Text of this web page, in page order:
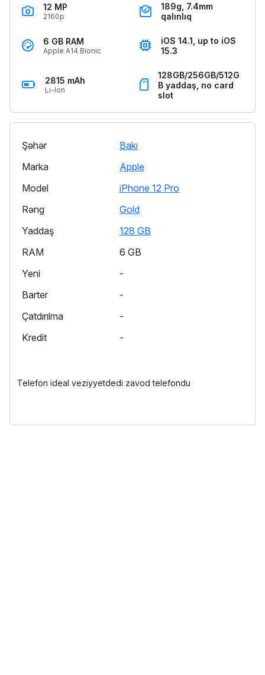
12 MP
2160p
189g, 7.4mm
qalınlıq
6 GB RAM
Apple A14 Bionic
iOS 14.1, up to iOS
15.3
2815 mAh
Li-Ion
128GB/256GB/512G
B yaddaş, no card
slot
Şəhər
Bakı
Marka
Apple
Model
iPhone 12 Pro
Rəng
Gold
Yaddaş
128 GB
RAM
6 GB
Yeni
-
Barter
-
Çatdırılma
-
Kredit
-
Telefon ideal veziyyetdedi zavod telefondu